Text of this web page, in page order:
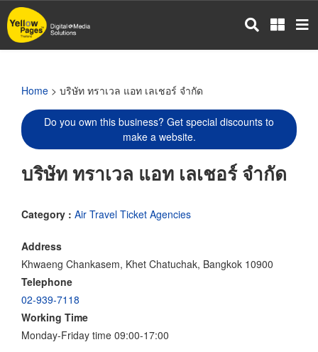
Skip
to
main
Home > บริษัท ทราเวล แอท เลเชอร์ จำกัด
Do you own this business? Get special discounts to
make a website.
บริษัท ทราเวล แอท เลเชอร์ จำกัด
Category : Air Travel Ticket Agencies
Address
Khwaeng Chankasem, Khet Chatuchak, Bangkok 10900
Telephone
02-939-7118
Working Time
Monday-Friday time 09:00-17:00